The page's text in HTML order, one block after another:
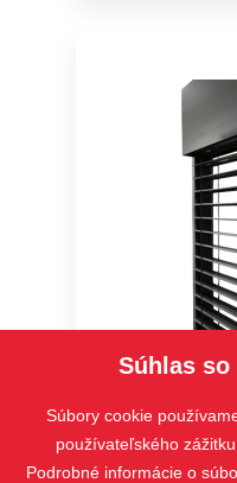
STS , Bravo,
Súhlas
Súbory cookie
používateľského
Podrobné informácie o